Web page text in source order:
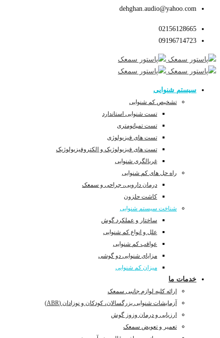
dehghan.audio@yahoo.com
02156128665
09196714723
سیستم شنوایی
تشخیص کم شنوایی
تست شنوایی استاندارد
تست تمپانومتری
تست های فیزیولوژی
تست های فیزیولوژیک و الکتروفیزیولوژیک
غربالگری شنوایی
راه حل های کم شنوایی
درمان دارویی، جراحی و سمعک
کاشت حلزون
شناخت سیستم شنوایی
ساختار و عملکرد گوش
علل و انواع کم شنوایی
عواقب کم شنوایی
مزایای شنوایی دو گوشی
میزان کم شنوایی
خدمات ما
ارائه کلیه لوازم جانبی سمعک
آزمایشات شنوایی بزرگسالان، کودکان و نوزادان (ABR)
ارزیابی و درمان وزوز گوش
تعمیر و تعویض سمعک